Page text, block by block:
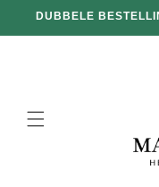
doorgaan
naar
DUBBELE